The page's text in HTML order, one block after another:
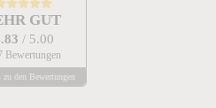
GUT
/ 5.00
Bewertungen
zu den Bewertungen